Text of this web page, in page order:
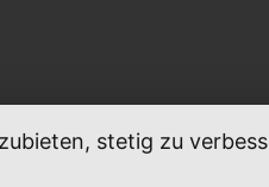
stetig zu